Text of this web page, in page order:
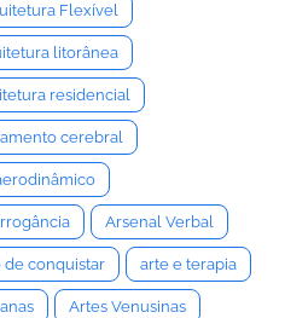
Flexível
litorânea
residencial
cerebral
Arsenal Verbal
de conquistar arte e terapia
Artes Venusinas